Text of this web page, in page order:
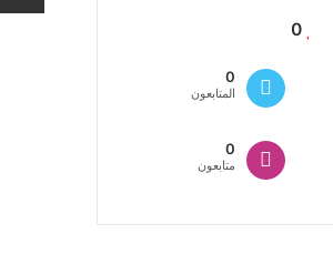
0
0
المتابعون
0
متابعون